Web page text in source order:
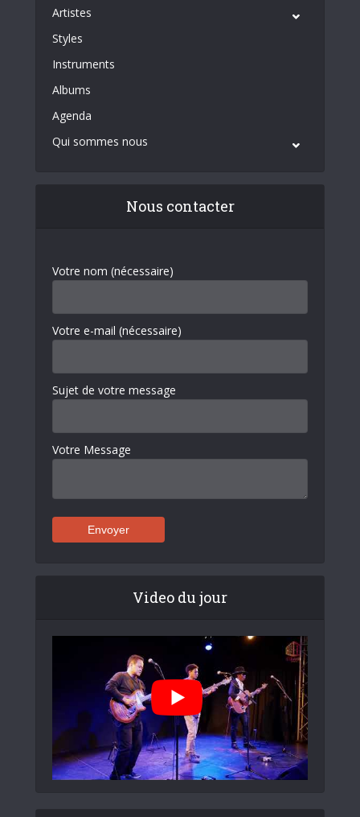
Artistes
Styles
Instruments
Albums
Agenda
Qui sommes nous
Nous contacter
Votre nom (nécessaire)
Votre e-mail (nécessaire)
Sujet de votre message
Votre Message
Video du jour